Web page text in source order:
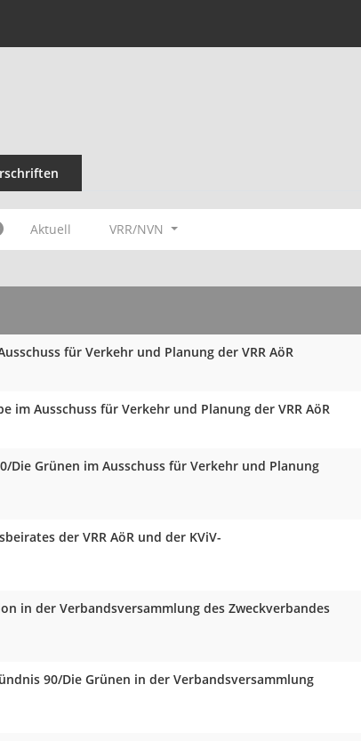
Aktuell VRR/NVN
für Verkehr und Planung der VRR AöR
im Ausschuss für Verkehr und Planung der VRR AöR
Die Grünen im Ausschuss für Verkehr und Planung
der VRR AöR und der KViV-
in der Verbandsversammlung des Zweckverbandes
90/Die Grünen in der Verbandsversammlung